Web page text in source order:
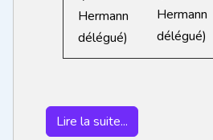
Hermann
délégué)
Hermann
délégué)
Lire la suite...